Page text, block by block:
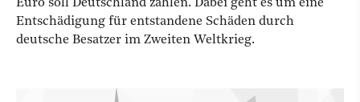
Euro soll Deutschland zahlen. Dabei geht es um eine
Entschädigung für entstandene Schäden durch
deutsche Besatzer im Zweiten Weltkrieg.